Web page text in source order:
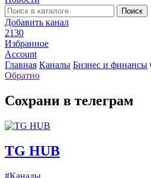
Поиск
Добавить канал
2130
Избранное
Account
Главная Каналы Бизнес и финансы
Обратно
Сохрани в телеграм
TG HUB
#Каналы